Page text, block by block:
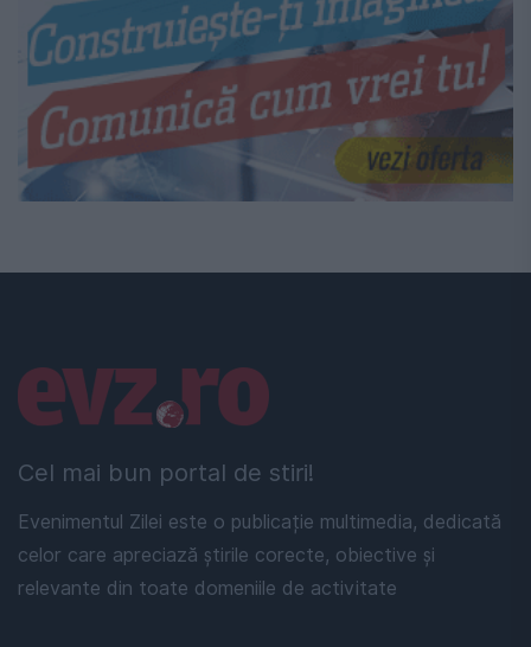
Cel mai bun portal de stiri!
Evenimentul Zilei este o publicație multimedia, dedicată
celor care apreciază știrile corecte, obiective și
relevante din toate domeniile de activitate
Linkuri utile